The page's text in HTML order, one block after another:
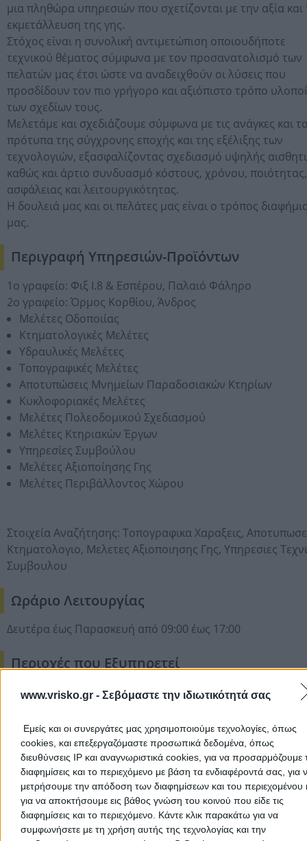
www.vrisko.gr - Σεβόμαστε την ιδιωτικότητά σας
Εμείς και οι συνεργάτες μας χρησιμοποιούμε τεχνολογίες, όπως
cookies, και επεξεργαζόμαστε προσωπικά δεδομένα, όπως
διευθύνσεις IP και αναγνωριστικά cookies, για να προσαρμόζουμε
διαφημίσεις και το περιεχόμενο με βάση τα ενδιαφέροντά σας, για
μετρήσουμε την απόδοση των διαφημίσεων και του περιεχομένου
για να αποκτήσουμε εις βάθος γνώση του κοινού που είδε τις
διαφημίσεις και το περιεχόμενο. Κάντε κλικ παρακάτω για να
συμφωνήσετε με τη χρήση αυτής της τεχνολογίας και την
μια πληθώρα υπηρεσιών που σχετίζονται με την αξία και
εκμετάλλευση της γης.
Στόχος είναι η συνολική αντιμετώπιση οποιουδήποτε
τεχνικού θέματος σύμφωνα με τον προσανατολισμό των
πελατών μας έτσι ώστε να αναδειχθούν οι λύσεις που
προσδίδουν τον πιο γρήγορο και αξιόπιστο τρόπο
των σχεδίων τους.
Μελετάμε και σχεδιάζουμε σύμφωνα με τις ανάγκες και
πρότυπα της σύγχρονης εποχής και της εξέλιξης των
τεχνολογιών, εξασφαλίζοντας σχεδιασμό υψηλής
καθώς και άρτιο συνδυασμό κόστους, χρόνου, ποιότητας,
ασφάλειας και λειτουργικότητας.
Η δουλειά μας και οι πελάτες μας είναι ο τρόπος
μας.
Περιγραφή Υπηρεσιών-Προϊόντων
1ο γραφείο: Φιξ Ι.8 & Εσπέρου, Παλαιό Φάληρο
2ο γραφείο: Όρμος Κορθίου, Άνδρος
Μελέτες Οδοποιίας
Κτηματολογικές Μελέτες
Υδραυλικές Μελέτες
Τοπογραφικές Μελέτες
Αποτυπώσεις Μνημείων Παραδοσιακών Κτηρίων
Κυκλοφοριακές Μελέτες
Μελέτες Πολεοδομικού Σχεδιασμού
Μελέτες Κτηριακών Έργων
Υπηρεσίες Συμβούλου
Μελέτες Αξιοποίησης Γης
Μελέτες Περιβάλλοντος Χώρου
Στοιχεία Αναζήτησης: Τοπογραφικα Χαραξεις,
Κτηματολογιο, Μελετες Αξιοποιησης Γης, Υπηρεσιες
Συμβουλου
Ωράριο Λειτουργίας
Δευτέρα έως Παρασκευή από 09:00 έως 17:00
Περιοχές που Εξυπηρετεί
Αττική
Μήνες Λειτουργίας
Ιανουάριος
Φεβρουάριος
Μάρτιος
Απρίλιος
Μάιος
Ιούνιος